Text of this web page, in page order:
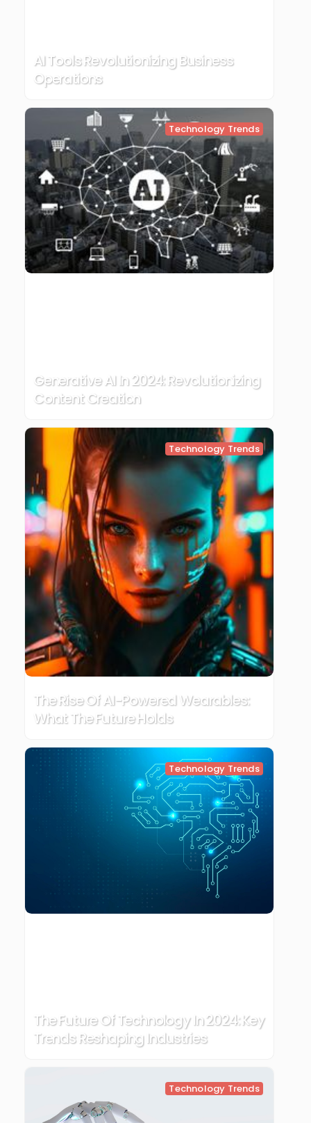
AI Tools Revolutionizing Business
Operations
Technology Trends
Generative AI In 2024: Revolutionizing
Content Creation
Technology Trends
The Rise Of AI-Powered Wearables:
What The Future Holds
Technology Trends
The Future Of Technology In 2024: Key
Trends Reshaping Industries
Technology Trends